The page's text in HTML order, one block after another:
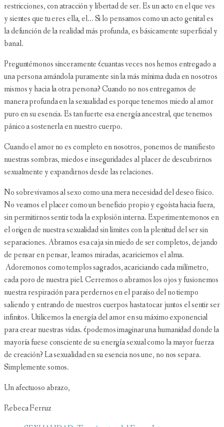
restricciones, con atracción y libertad de ser. Es un acto en el que ves
y sientes que tu eres ella, el... Si lo pensamos como un acto genital es
la defunción de la realidad más profunda, es básicamente superficial y
banal.
Preguntémonos sinceramente ¿cuantas veces nos hemos entregado a
una persona amándola puramente sin la más mínima duda en nosotros
mismos y hacia la otra persona? Cuando no nos entregamos de
manera profunda en la sexualidad es porque tenemos miedo al amor
puro en su esencia. Es tan fuerte esa energía ancestral, que tenemos
pánico a sostenerla en nuestro cuerpo.
Cuando el amor no es completo en nosotros, ponemos de manifiesto
nuestras sombras, miedos e inseguridades al placer de descubrirnos
sexualmente y expandirnos desde las relaciones.
No sobrevivamos al sexo como una mera necesidad del deseo físico.
No veamos el placer como un beneficio propio y egoísta hacia fuera,
sin permitirnos sentir toda la explosión interna. Experimentemonos en
el origen de nuestra sexualidad sin limites con la plenitud del ser sin
separaciones. Abramos esa caja sin miedo de ser completos, dejando
de pensar en pensar, leamos miradas, acariciemos el alma.
Adoremonos como templos sagrados, acariciando cada milímetro,
cada poro de nuestra piel. Cerremos o abramos los ojos y fusionemos
nuestra respiración para perdernos en el paraíso del no tiempo
saliendo y entrando de nuestros cuerpos hasta tocar juntos el sentir ser
infinitos. Utilicemos la energía del amor en su máximo exponencial
para crear nuestras vidas. ¿podemos imaginar una humanidad donde la
mayoría fuese consciente de su energía sexual como la mayor fuerza
de creación? La sexualidad en su esencia nos une, no nos separa.
Simplemente somos.
Un afectuoso abrazo,
Rebeca Ferruz